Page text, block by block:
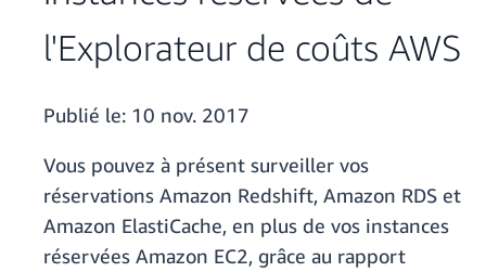
l'Explorateur de coûts AWS
Publié le: 10 nov. 2017
Vous pouvez à présent surveiller vos
réservations Amazon Redshift, Amazon RDS et
Amazon ElastiCache, en plus de vos instances
réservées Amazon EC2, grâce au rapport